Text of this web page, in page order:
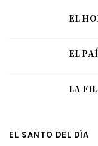
EL
EL
LA
EL SANTO DEL DÍA